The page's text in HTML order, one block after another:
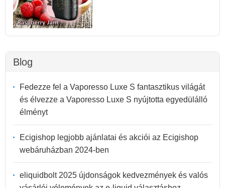
Blog
Fedezze fel a Vaporesso Luxe S fantasztikus világát
és élvezze a Vaporesso Luxe S nyújtotta egyedülálló
élményt
Ecigishop legjobb ajánlatai és akciói az Ecigishop
webáruházban 2024-ben
eliquidbolt 2025 újdonságok kedvezmények és valós